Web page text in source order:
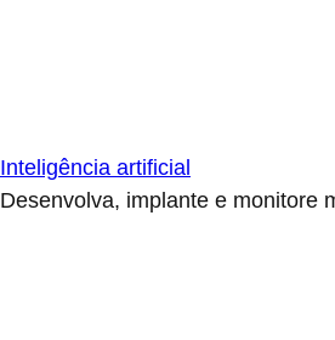
Inteligência artificial
Desenvolva, implante e monitore